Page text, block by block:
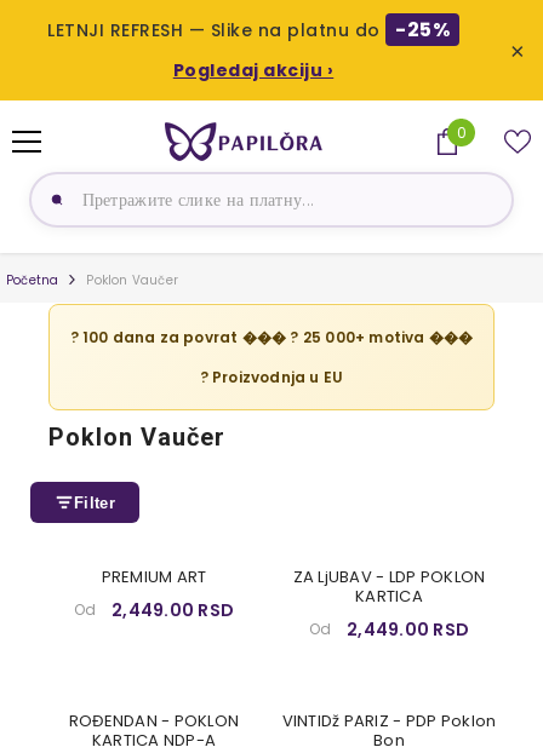
LETNJI REFRESH — Slike na platnu do -25%
Pogledaj akciju ›
×
0
0
proizvoda
Početna Poklon Vaučer
? 100 dana za povrat ��� ? 25 000+ motiva ���
? Proizvodnja u EU
Poklon Vaučer
Filter
PREMIUM ART
Od 2,449.00 RSD
ZA LjUBAV - LDP POKLON
KARTICA
Od 2,449.00 RSD
ROĐENDAN - POKLON
KARTICA NDP-A
VINTIDž PARIZ - PDP Poklon
Bon